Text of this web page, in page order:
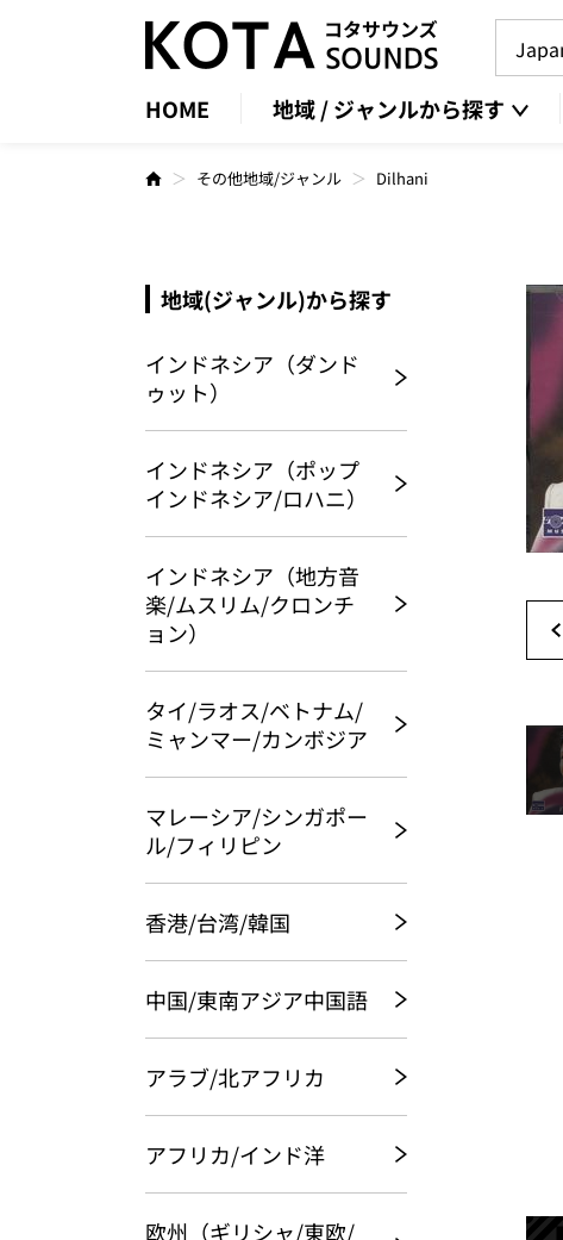
HOME
地域 / ジャンルから探す
その他地域/ジャンル Dilhani
地域(ジャンル)から探す
インドネシア（ダンド
ゥット）
インドネシア（ポップ
インドネシア/ロハニ）
インドネシア（地方音
楽/ムスリム/クロンチ
ョン）
タイ/ラオス/ベトナム/
ミャンマー/カンボジア
マレーシア/シンガポー
ル/フィリピン
香港/台湾/韓国
中国/東南アジア中国語
アラブ/北アフリカ
アフリカ/インド洋
欧州（ギリシャ/東欧/